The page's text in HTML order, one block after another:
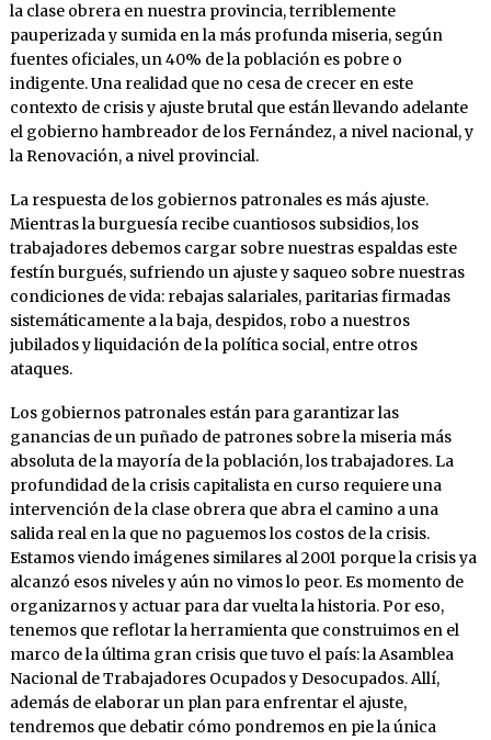
la clase obrera en nuestra provincia, terriblemente
pauperizada y sumida en la más profunda miseria, según
fuentes oficiales, un 40% de la población es pobre o
indigente. Una realidad que no cesa de crecer en este
contexto de crisis y ajuste brutal que están llevando adelante
el gobierno hambreador de los Fernández, a nivel nacional, y
la Renovación, a nivel provincial.
La respuesta de los gobiernos patronales es más ajuste.
Mientras la burguesía recibe cuantiosos subsidios, los
trabajadores debemos cargar sobre nuestras espaldas este
festín burgués, sufriendo un ajuste y saqueo sobre nuestras
condiciones de vida: rebajas salariales, paritarias firmadas
sistemáticamente a la baja, despidos, robo a nuestros
jubilados y liquidación de la política social, entre otros
ataques.
Los gobiernos patronales están para garantizar las
ganancias de un puñado de patrones sobre la miseria más
absoluta de la mayoría de la población, los trabajadores. La
profundidad de la crisis capitalista en curso requiere una
intervención de la clase obrera que abra el camino a una
salida real en la que no paguemos los costos de la crisis.
Estamos viendo imágenes similares al 2001 porque la crisis ya
alcanzó esos niveles y aún no vimos lo peor. Es momento de
organizarnos y actuar para dar vuelta la historia. Por eso,
tenemos que reflotar la herramienta que construimos en el
marco de la última gran crisis que tuvo el país: la Asamblea
Nacional de Trabajadores Ocupados y Desocupados. Allí,
además de elaborar un plan para enfrentar el ajuste,
tendremos que debatir cómo pondremos en pie la única